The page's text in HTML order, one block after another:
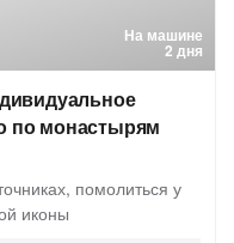
На машине
2 дня
по монастырям
помолиться у
иконы